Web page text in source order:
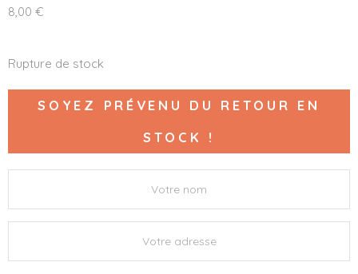
8,00 €
Rupture de stock
SOYEZ PRÉVENU DU RETOUR EN
STOCK !